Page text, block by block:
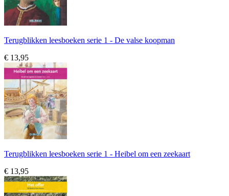
Terugblikken leesboeken serie 1 - De valse koopman
€ 13,95
Terugblikken leesboeken serie 1 - Heibel om een zeekaart
€ 13,95